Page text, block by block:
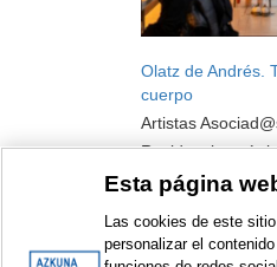
Olatz de Andrés.
cuerpo
Artistas
Residencia
2024
Esta página
Las cookies de este
personalizar el